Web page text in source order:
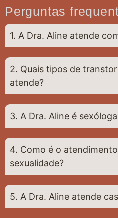
Perguntas
1. A Dra. Aline atende
2. Quais tipos de
atende?
3. A Dra. Aline é
4. Como é o
sexualidade?
5. A Dra. Aline atende